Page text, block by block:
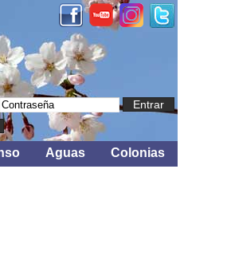
Entrar
Aguas Colonias